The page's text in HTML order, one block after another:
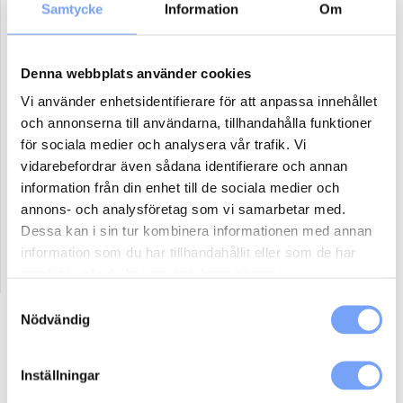
Samtycke Information Om
Denna webbplats använder cookies
Vi använder enhetsidentifierare för att anpassa innehållet
och annonserna till användarna, tillhandahålla funktioner
för sociala medier och analysera vår trafik. Vi
vidarebefordrar även sådana identifierare och annan
information från din enhet till de sociala medier och
annons- och analysföretag som vi samarbetar med.
Dessa kan i sin tur kombinera informationen med annan
information som du har tillhandahållit eller som de har
Nödvändig
Inställningar
Reklammaterial:
Jag har eller ordnar eget reklammaterial för denna produkt.
Jag har ej material och vill att lumoad kontaktar mig för hjälp.
Antal paket (se ovan)
Boka
Så här går det till: